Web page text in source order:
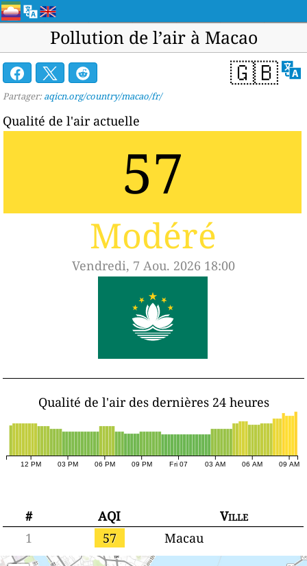
Pollution de l’air à Macao
🇬🇧
Partager: aqicn.org/country/macao/fr/
Qualité de l'air actuelle
57
Modéré
Vendredi, 7 Aou. 2026 18:00
Qualité de l'air des dernières 24 heures
12 PM 03 PM 06 PM 09 PM Fri 07 03 AM 06 AM 09 AM
# AQI
Ville
1
57 Macau